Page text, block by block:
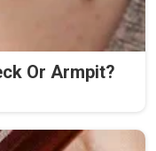
Or Armpit?